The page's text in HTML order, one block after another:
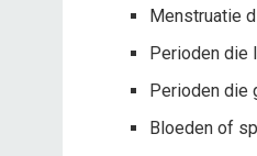
Menstruatie
Perioden die
Perioden die
Bloeden of